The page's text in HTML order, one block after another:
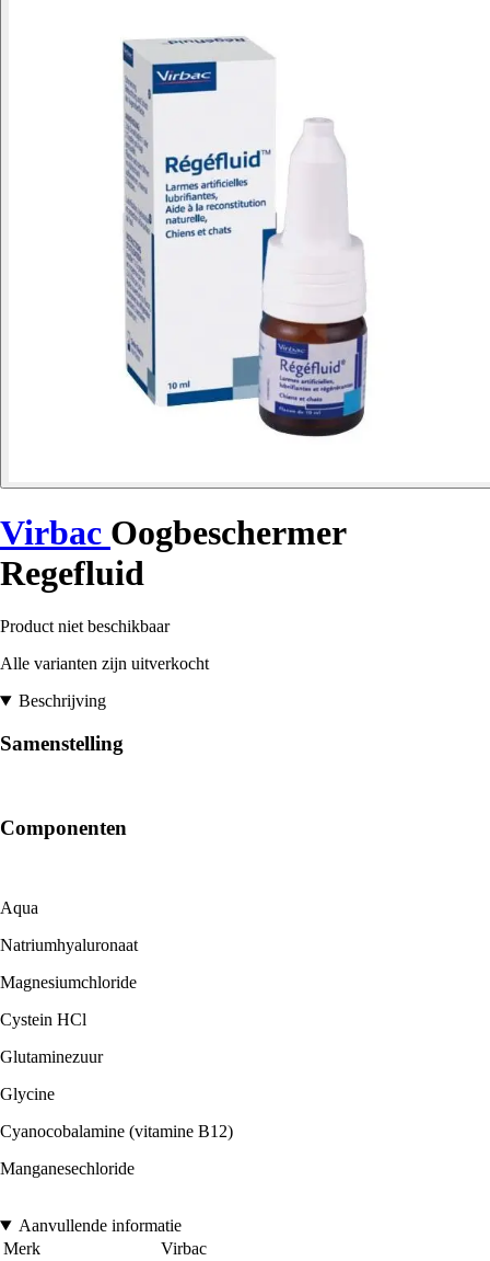
Virbac Oogbeschermer
Regefluid
Product niet beschikbaar
Alle varianten zijn uitverkocht
Beschrijving
Samenstelling
Componenten
Aqua
Natriumhyaluronaat
Magnesiumchloride
Cystein HCl
Glutaminezuur
Glycine
Cyanocobalamine (vitamine B12)
Manganesechloride
Aanvullende informatie
Merk
Virbac